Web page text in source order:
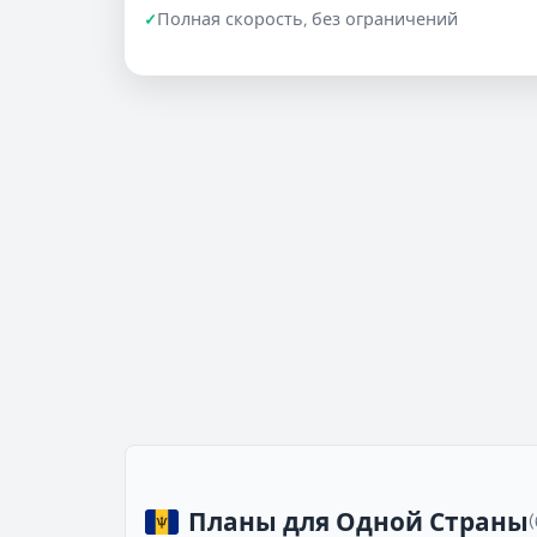
Полная скорость, без ограничений
Планы для Одной Страны